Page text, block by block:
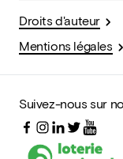
Droits d'auteur
Mentions légales
Suivez-nous sur